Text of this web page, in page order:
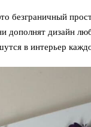
безграничный
дополнят дизайн
в интерьер